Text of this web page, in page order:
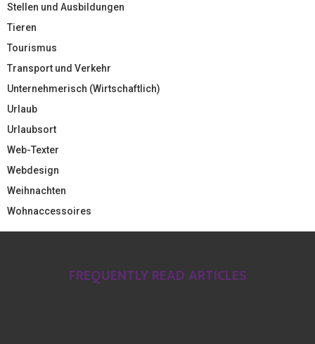
Stellen und Ausbildungen
Tieren
Tourismus
Transport und Verkehr
Unternehmerisch (Wirtschaftlich)
Urlaub
Urlaubsort
Web-Texter
Webdesign
Weihnachten
Wohnaccessoires
FREQUENTLY READ ARTICLES